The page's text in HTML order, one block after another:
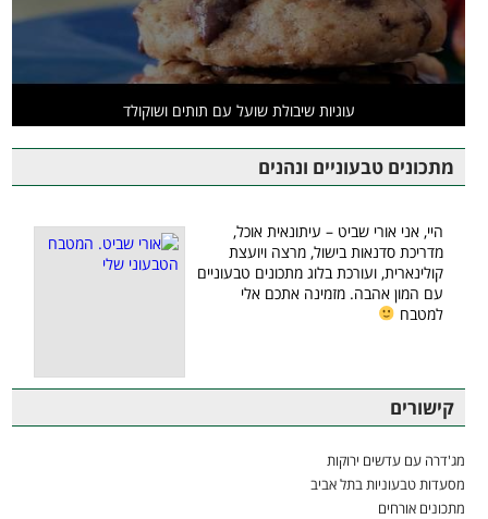
עוגיות שיבולת שועל עם תותים ושוקולד
מתכונים טבעוניים ונהנים
היי, אני אורי שביט – עיתונאית אוכל,
מדריכת סדנאות בישול, מרצה ויועצת
קולינארית, ועורכת בלוג מתכונים טבעוניים
עם המון אהבה. מזמינה אתכם אלי
למטבח
קישורים
מג'דרה עם עדשים ירוקות
מסעדות טבעוניות בתל אביב
מתכונים אורחים